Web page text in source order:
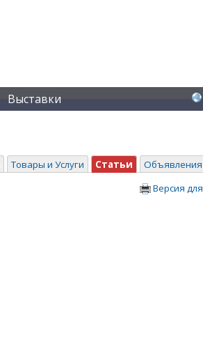
Выставки
Товары и Услуги Статьи Объявления
Версия